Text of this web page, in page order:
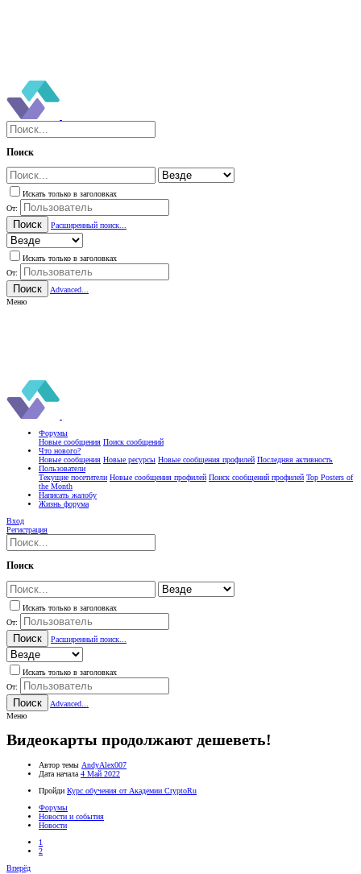
Поиск
Искать только в заголовках
От:
Поиск Расширенный поиск...
Искать только в заголовках
От:
Поиск
Advanced...
Меню
Форумы
Новые сообщения Поиск сообщений
Что нового?
Новые сообщения Новые ресурсы Новые сообщения профилей Последняя активность
Пользователи
Текущие посетители Новые сообщения профилей Поиск сообщений профилей Top Posters of
the Month
Написать жалобу
Жизнь форума
Вход
Регистрация
Поиск
Искать только в заголовках
От:
Поиск Расширенный поиск...
Искать только в заголовках
От:
Поиск
Advanced...
Меню
Видеокарты продолжают дешеветь!
Автор темы AndyAlex007
Дата начала 4 Май 2022
Пройди Курс обучения от Академии CryptoRu
Форумы
Новости и события
Новости
1
2
Вперёд